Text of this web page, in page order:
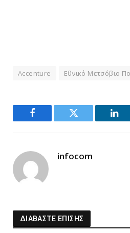
Accenture Εθνικό Μετσόβιο
Facebook Twitter
infocom
ΔΙΑΒΑΣΤΕ ΕΠΙΣΗΣ